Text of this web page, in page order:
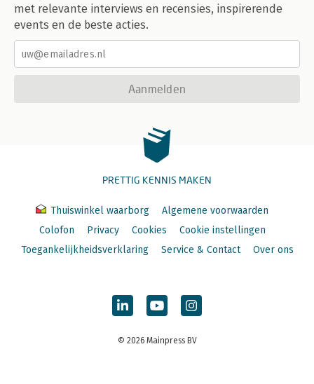
met relevante interviews en recensies, inspirerende
events en de beste acties.
Aanmelden
PRETTIG KENNIS MAKEN
Thuiswinkel waarborg
Algemene voorwaarden
Colofon
Privacy Cookies
Cookie instellingen
Toegankelijkheidsverklaring
Service & Contact Over ons
© 2026 Mainpress BV